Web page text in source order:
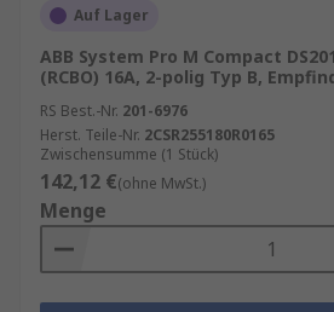
Auf Lager
ABB System Pro M Compact
(RCBO) 16A, 2-polig Typ B,
RS Best.-Nr. 201-6976
Herst. Teile-Nr. 2CSR255180R0165
Zwischensumme (1 Stück)
142,12 €(ohne MwSt.)
Menge